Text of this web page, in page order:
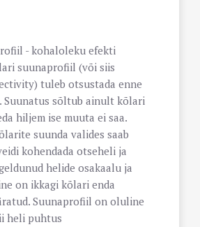
- kohaloleku efekti
suunaprofiil (või siis
tuleb otsustada enne
Suunatus sõltub ainult kõlari
hiljem ise muuta ei saa.
suunda valides saab
kohendada otseheli ja
helide osakaalu ja
on ikkagi kõlari enda
Suunaprofiil on oluline
heli puhtus